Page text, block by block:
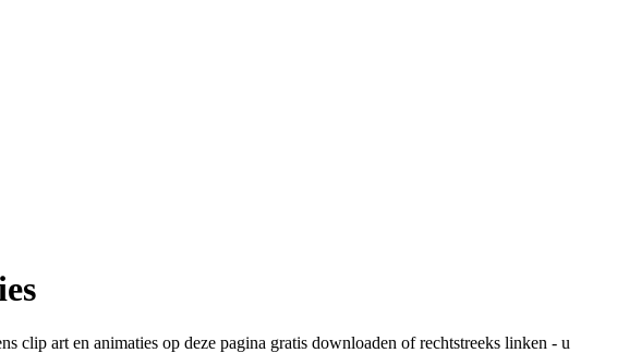
clip art en animaties op deze pagina gratis downloaden of rechtstreeks linken - u